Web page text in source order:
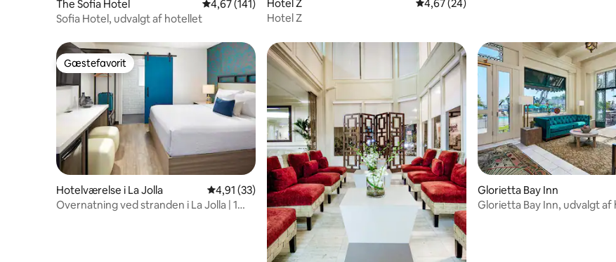
The Sofia Hotel 4,67 ud af 5 i gennemsnitlig bedømmelse, 141 omtaler
4,67 (141)
Sofia Hotel, udvalgt af hotellet
Hotel Z 4,67 ud af 5 i gennemsnitlig bedømmelse,
4,67 (24)
Hotel Z
Gæstefavorit
Gæstefavorit
Hotelværelse i La Jolla 4,91 ud af 5 i gennemsnitlig bedømmelse, 33 omtaler
4,91 (33)
Overnatning ved stranden i La Jolla | 1
Glorietta Bay Inn
Glorietta Bay Inn, udvalgt